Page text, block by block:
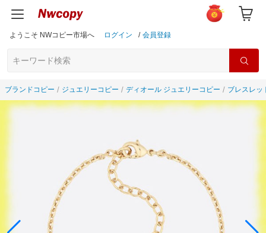
ようこそ NWコピー市場へ ログイン / 会員登録
ブランドコピー ジュエリーコピー ディオール ジュエリーコピー ブレスレッ